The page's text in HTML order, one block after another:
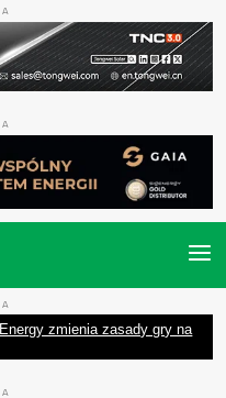
zmienia zasady gry na